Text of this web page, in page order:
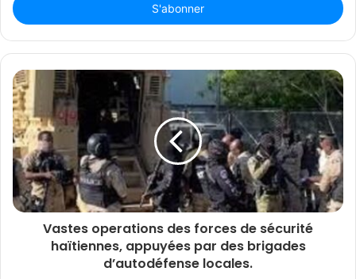
Email
Vastes operations des forces de sécurité
haïtiennes, appuyées par des brigades
d’autodéfense locales.